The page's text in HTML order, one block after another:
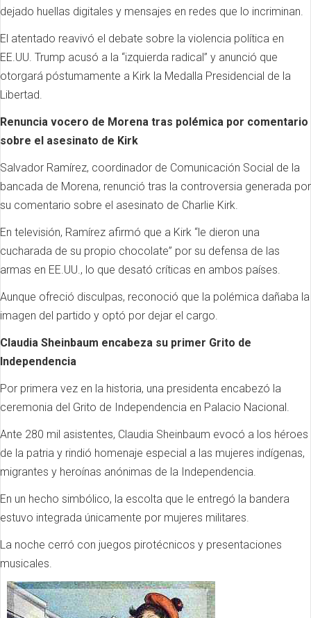
dejado huellas digitales y mensajes en redes que lo incriminan.
El atentado reavivó el debate sobre la violencia política en
EE.UU. Trump acusó a la “izquierda radical” y anunció que
otorgará póstumamente a Kirk la Medalla Presidencial de la
Libertad.
Renuncia vocero de Morena tras polémica por comentario
sobre el asesinato de Kirk
Salvador Ramírez, coordinador de Comunicación Social de la
bancada de Morena, renunció tras la controversia generada por
su comentario sobre el asesinato de Charlie Kirk.
En televisión, Ramírez afirmó que a Kirk “le dieron una
cucharada de su propio chocolate” por su defensa de las
armas en EE.UU., lo que desató críticas en ambos países.
Aunque ofreció disculpas, reconoció que la polémica dañaba la
imagen del partido y optó por dejar el cargo.
Claudia Sheinbaum encabeza su primer Grito de
Independencia
Por primera vez en la historia, una presidenta encabezó la
ceremonia del Grito de Independencia en Palacio Nacional.
Ante 280 mil asistentes, Claudia Sheinbaum evocó a los héroes
de la patria y rindió homenaje especial a las mujeres indígenas,
migrantes y heroínas anónimas de la Independencia.
En un hecho simbólico, la escolta que le entregó la bandera
estuvo integrada únicamente por mujeres militares.
La noche cerró con juegos pirotécnicos y presentaciones
musicales.